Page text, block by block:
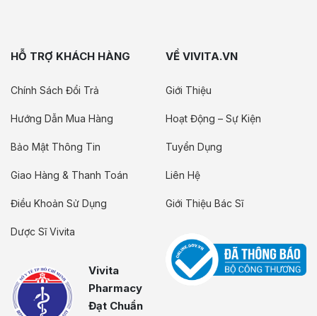
HỖ TRỢ KHÁCH HÀNG
Chính Sách Đổi Trả
Hướng Dẫn Mua Hàng
Bảo Mật Thông Tin
Giao Hàng & Thanh Toán
Điều Khoản Sử Dụng
Dược Sĩ Vivita
Vivita
Pharmacy
Đạt Chuẩn
VỀ VIVITA.VN
Giới Thiệu
Hoạt Động – Sự Kiện
Tuyển Dụng
Liên Hệ
Giới Thiệu Bác Sĩ